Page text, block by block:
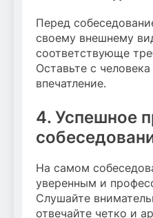
Перед
своему внешнему
соответствующе
Оставьте с
впечатление.
4. Успешное
На самом
уверенным и
Слушайте
отвечайте четко и